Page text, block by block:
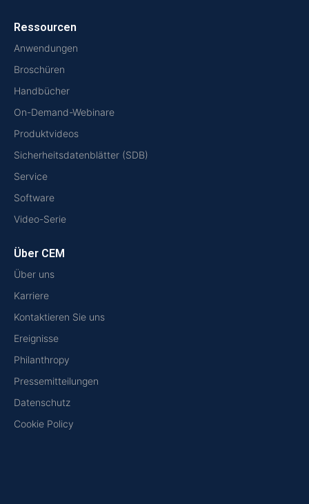
Ressourcen
Anwendungen
Broschüren
Handbücher
On-Demand-Webinare
Produktvideos
Sicherheitsdatenblätter (SDB)
Service
Software
Video-Serie
Über CEM
Über uns
Karriere
Kontaktieren Sie uns
Ereignisse
Philanthropy
Pressemitteilungen
Datenschutz
Cookie Policy